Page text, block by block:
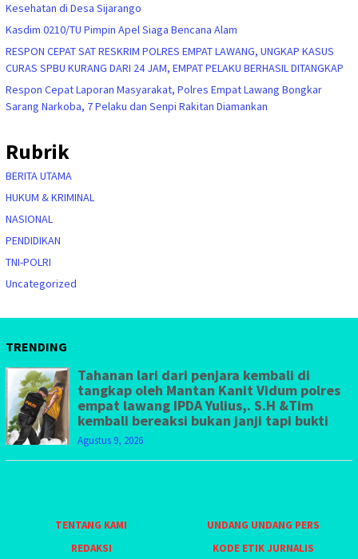
Kesehatan di Desa Sijarango
Kasdim 0210/TU Pimpin Apel Siaga Bencana Alam
RESPON CEPAT SAT RESKRIM POLRES EMPAT LAWANG, UNGKAP KASUS
CURAS SPBU KURANG DARI 24 JAM, EMPAT PELAKU BERHASIL DITANGKAP
Respon Cepat Laporan Masyarakat, Polres Empat Lawang Bongkar
Sarang Narkoba, 7 Pelaku dan Senpi Rakitan Diamankan
Rubrik
BERITA UTAMA
HUKUM & KRIMINAL
NASIONAL
PENDIDIKAN
TNI-POLRI
Uncategorized
TRENDING
Tahanan lari dari penjara kembali di
tangkap oleh Mantan Kanit Vidum polres
empat lawang IPDA Yulius,. S.H &Tim
kembali bereaksi bukan janji tapi bukti
Agustus 9, 2026
TENTANG KAMI
UNDANG UNDANG PERS
REDAKSI
KODE ETIK JURNALIS